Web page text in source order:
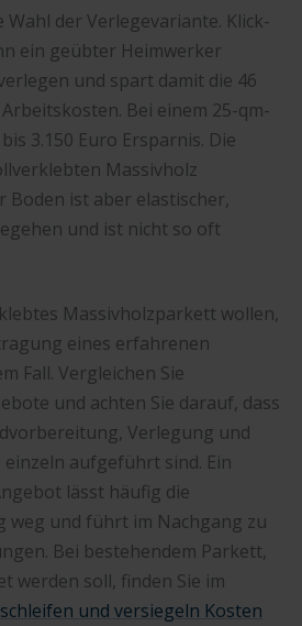
Wahl der Verlegevariante. Klick-
ein geübter Heimwerker
und spart damit die 46
Bei einem 25-qm-
3.150 Euro Ersparnis. Die
Massivholz
Boden ist aber elastischer,
und ist nicht so oft
Massivholzparkett wollen,
eines erfahrenen
Fall. Vergleichen Sie
und achten Sie darauf, dass
Verlegung und
aufgeführt sind. Ein
lässt häufig die
und führt im Nachgang zu
Bei bestehendem Parkett,
werden soll, finden Sie im
und versiegeln Kosten